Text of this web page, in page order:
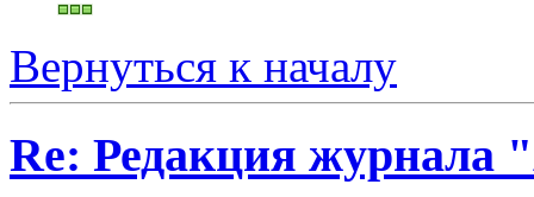
Вернуться к началу
Re: Редакция журнала